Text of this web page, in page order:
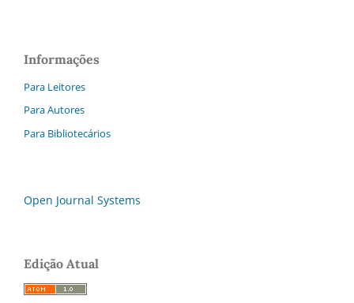
Informações
Para Leitores
Para Autores
Para Bibliotecários
Open Journal Systems
Edição Atual